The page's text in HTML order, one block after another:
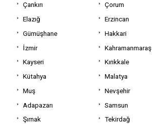
Çankırı Çorum
Elazığ Erzincan
Gümüşhane Hakkari
İzmir Kahramanmaraş
Kayseri Kırıkkale
Kütahya Malatya
Muş Nevşehir
Adapazarı Samsun
Şırnak Tekirdağ